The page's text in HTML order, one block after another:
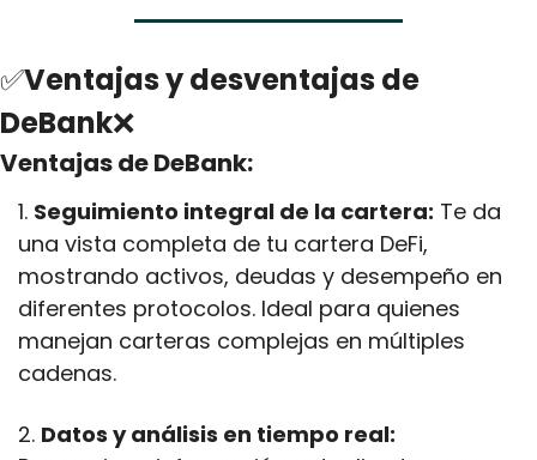
✅Ventajas y desventajas de
DeBank❌
Ventajas de DeBank:
1. Seguimiento integral de la cartera: Te da
una vista completa de tu cartera DeFi,
mostrando activos, deudas y desempeño en
diferentes protocolos. Ideal para quienes
manejan carteras complejas en múltiples
cadenas.
2. Datos y análisis en tiempo real: